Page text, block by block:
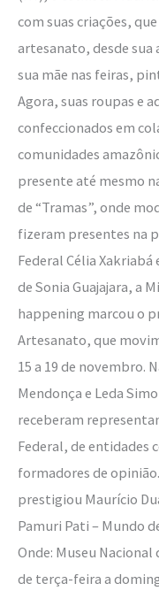
com suas criações,
artesanato, desde sua
sua mãe nas feiras,
Agora, suas roupas e
confeccionados em
comunidades
presente até mesmo
de “Tramas”, onde
fizeram presentes na
Federal Célia
de Sonia Guajajara, a
happening marcou o
Artesanato, que
15 a 19 de novembro.
Mendonça e Leda
receberam
Federal, de entidades
formadores de
prestigiou Maurício
Pamuri Pati – Mundo
Onde: Museu
de terça-feira a